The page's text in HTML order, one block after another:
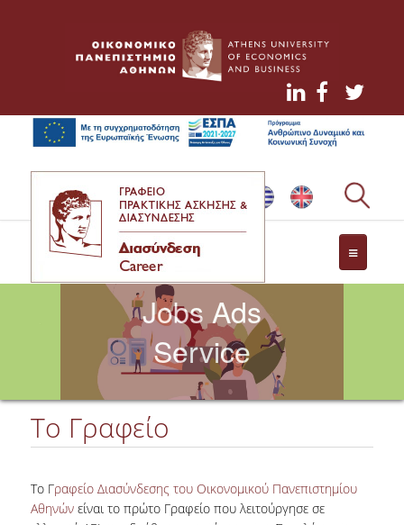
NEWS
CONTACT
Jobs Ads
Service
Το Γραφείο
Το Γραφείο Διασύνδεσης του Οικονομικού Πανεπιστημίου
Αθηνώνείναι το πρώτο Γραφείο που λειτούργησε σε